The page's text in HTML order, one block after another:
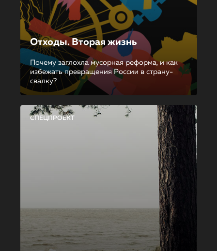
Отходы. Вторая жизнь
Почему заглохла мусорная реформа, и как
избежать превращения России в страну-
свалку?
СПЕЦПРОЕКТ